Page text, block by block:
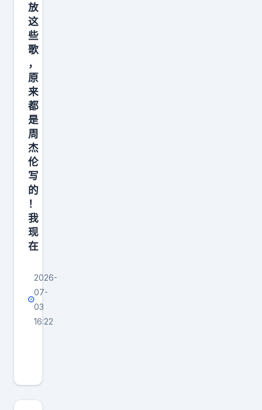
泷
的
印
记
，
大
街
小
巷
的
路
牌
、
可
爱
的
放
这
些
歌
，
原
来
都
是
周
杰
伦
写
的
！
我
现
在
2026-
07-
03
16:22
夏
天